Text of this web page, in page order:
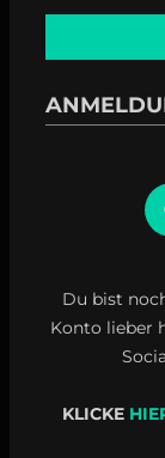
Du bist
Konto lieber
KLICKE